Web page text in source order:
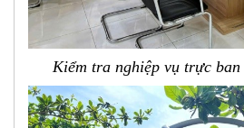
Kiểm tra nghiệp vụ trực ban